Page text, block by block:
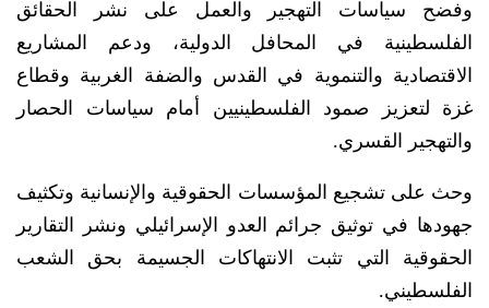
وفضح سياسات التهجير والعمل على نشر الحقائق
الفلسطينية في المحافل الدولية، ودعم المشاريع
الاقتصادية والتنموية في القدس والضفة الغربية وقطاع
غزة لتعزيز صمود الفلسطينيين أمام سياسات الحصار
والتهجير القسري.
وحث على تشجيع المؤسسات الحقوقية والإنسانية وتكثيف
جهودها في توثيق جرائم العدو الإسرائيلي ونشر التقارير
الحقوقية التي تثبت الانتهاكات الجسيمة بحق الشعب
الفلسطيني.